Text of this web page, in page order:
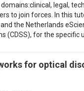
legal,
to join forces. In this
and the Netherlands
(CDSS), for the
for optical